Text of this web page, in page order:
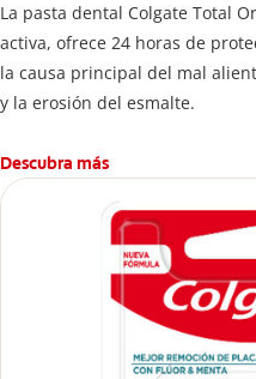
La pasta dental Colgate Total
activa, ofrece 24 horas de
la causa principal del mal
y la erosión del esmalte.
Descubra más